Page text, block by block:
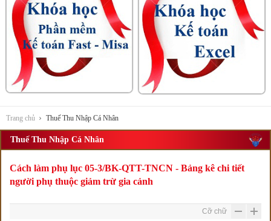
Trang chủ Thuế Thu Nhập Cá Nhân
Thuế Thu Nhập Cá Nhân
Cách làm phụ lục 05-3/BK-QTT-TNCN - Bảng kê chi tiết
người phụ thuộc giảm trừ gia cảnh
Cỡ chữ